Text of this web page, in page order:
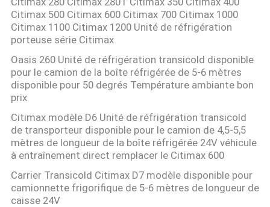
PLAN
DU
SITE
POLITIQUE
DE
CONFIDENTIALITÉ
Citimax 500 Citimax 600 Citimax 700 Citimax 1000
Citimax 1100 Citimax 1200 Unité de réfrigération
porteuse série Citimax
Oasis 260 Unité de réfrigération transicold disponible
pour le camion de la boîte réfrigérée de 5-6 mètres
disponible pour 50 degrés Température ambiante bon
prix
Citimax modèle D6 Unité de réfrigération transicold
de transporteur disponible pour le camion de 4,5-5,5
mètres de longueur de la boîte réfrigérée 24V véhicule
à entraînement direct remplacer le Citimax 600
Carrier Transicold Citimax D7 modèle disponible pour
camionnette frigorifique de 5-6 mètres de longueur de
caisse 24V